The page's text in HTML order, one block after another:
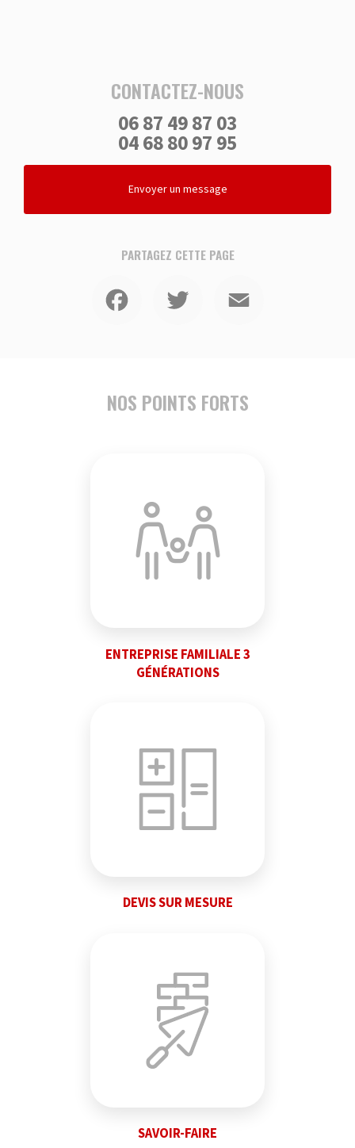
CONTACTEZ-NOUS
06 87 49 87 03
04 68 80 97 95
Envoyer un message
PARTAGEZ CETTE PAGE
NOS POINTS FORTS
ENTREPRISE FAMILIALE 3
GÉNÉRATIONS
DEVIS SUR MESURE
SAVOIR-FAIRE